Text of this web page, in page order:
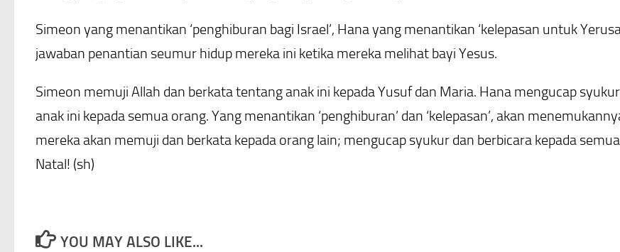
Simeon yang menantikan ‘penghiburan bagi Israel’, Hana yang menantikan ‘kelepasan untuk
jawaban penantian seumur hidup mereka ini ketika mereka melihat bayi Yesus.
Simeon memuji Allah dan berkata tentang anak ini kepada Yusuf dan Maria. Hana mengucap
anak ini kepada semua orang. Yang menantikan ‘penghiburan’ dan ‘kelepasan’, akan
mereka akan memuji dan berkata kepada orang lain; mengucap syukur dan berbicara kepada
Natal! (sh)
YOU MAY ALSO LIKE...